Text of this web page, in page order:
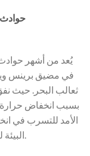
حوادث
يُعد من أشهر
في مضيق برينس
بسبب انخفاض حرارة
الأمد للتسرب في